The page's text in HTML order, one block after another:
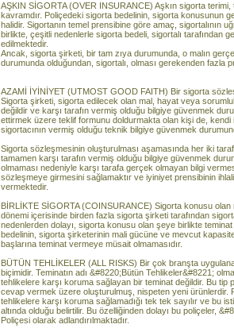
AŞKIN SİGORTA (OVER INSURANCE) Aşkın sigorta
kavramdır. Poliçedeki sigorta bedelinin, sigorta konusunun
halidir. Sigortanın temel prensibine göre amaç, sigortalının
birlikte, çeşitli nedenlerle sigorta bedeli, sigortalı tarafından
edilmektedir.
Ancak, sigorta şirketi, bir tam zıya durumunda, o malın
durumunda olduğundan, sigortalı, olması gerekenden fazla
AZAMİ İYİNİYET (UTMOST GOOD FAITH) Bir sigorta
Sigorta şirketi, sigorta edilecek olan mal, hayat veya
değildir ve karşı tarafın vermiş olduğu bilgiye güvenmek
ettirmek üzere teklif formunu doldurmakta olan kişi de, kendi
sigortacının vermiş olduğu teknik bilgiye güvenmek
Sigorta sözleşmesinin oluşturulması aşamasında her iki
tamamen karşı tarafın vermiş olduğu bilgiye güvenmek
olmaması nedeniyle karşı tarafa gerçek olmayan bilgi
sözleşmeye girmesini sağlamaktır ve iyiniyet prensibinin
vermektedir.
BİRLİKTE SİGORTA (COINSURANCE) Sigorta konusu olan
dönemi içerisinde birden fazla sigorta şirketi tarafından
nedenlerden dolayı, sigorta konusu olan şeye birlikte
bedelinin, sigorta şirketerinin mali gücüne ve mevcut
başlarına teminat vermeye müsait olmamasıdır.
BÜTÜN TEHLİKELER (ALL RISKS) Bir çok branşta
biçimidir. Teminatın adı &#8220;Bütün Tehlikeler&#8221;
tehlikelere karşı koruma sağlayan bir teminat değildir. Bu tip
cevap vermek üzere oluşturulmuş, nispeten yeni ürünlerdir.
tehlikelere karşı koruma sağlamadığı tek tek sayılır ve bu
altında olduğu belirtilir. Bu özelliğinden dolayı bu poliçeler,
Poliçesi olarak adlandırılmaktadır.